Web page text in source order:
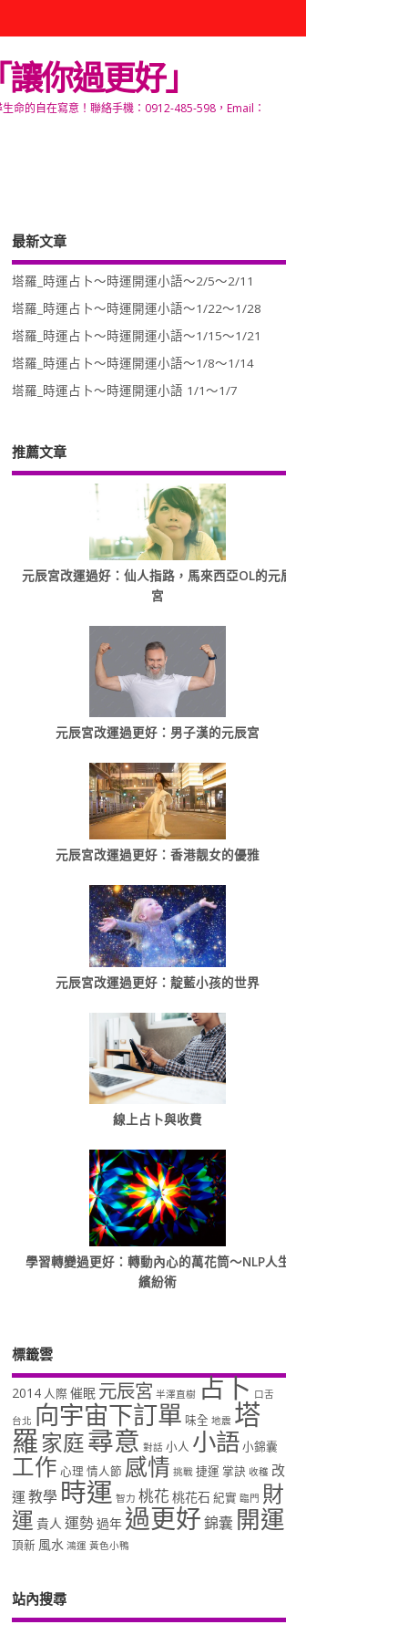
你過更好」
命的自在寫意！聯絡手機：0912-485-598，Email：
最新文章
塔羅_時運占卜～時運開運小語～2/5～2/11
塔羅_時運占卜～時運開運小語～1/22～1/28
塔羅_時運占卜～時運開運小語～1/15～1/21
塔羅_時運占卜～時運開運小語～1/8～1/14
塔羅_時運占卜～時運開運小語 1/1～1/7
推薦文章
元辰宮改運過好：仙人指路，馬來西亞OL的元辰
宮
元辰宮改運過更好：男子漢的元辰宮
元辰宮改運過更好：香港靓女的優雅
元辰宮改運過更好：靛藍小孩的世界
線上占卜與收費
學習轉變過更好：轉動內心的萬花筒～NLP人生
繽紛術
標籤雲
2014 人際 催眠 元辰宮 半澤直樹 占卜 口舌
台北 向宇宙下訂單 味全 地震 塔
羅家庭尋意 對話 小人 小語 小錦囊
工作 心理 情人節 感情 挑戰 捷運 掌訣 收穫 改
運 教學 時運 智力 桃花 桃花石 紀實 臨門 財
運 貴人 運勢過年 過更好錦囊 開運
頂新 風水 鴻運 黃色小鴨
站內搜尋